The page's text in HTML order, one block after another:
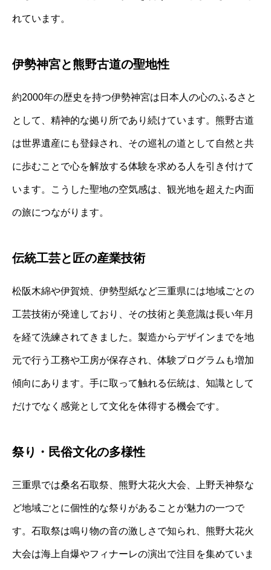
れています。
伊勢神宮と熊野古道の聖地性
約2000年の歴史を持つ伊勢神宮は日本人の心のふるさと
として、精神的な拠り所であり続けています。熊野古道
は世界遺産にも登録され、その巡礼の道として自然と共
に歩むことで心を解放する体験を求める人を引き付けて
います。こうした聖地の空気感は、観光地を超えた内面
の旅につながります。
伝統工芸と匠の産業技術
松阪木綿や伊賀焼、伊勢型紙など三重県には地域ごとの
工芸技術が発達しており、その技術と美意識は長い年月
を経て洗練されてきました。製造からデザインまでを地
元で行う工務や工房が保存され、体験プログラムも増加
傾向にあります。手に取って触れる伝統は、知識として
だけでなく感覚として文化を体得する機会です。
祭り・民俗文化の多様性
三重県では桑名石取祭、熊野大花火大会、上野天神祭な
ど地域ごとに個性的な祭りがあることが魅力の一つで
す。石取祭は鳴り物の音の激しさで知られ、熊野大花火
大会は海上自爆やフィナーレの演出で注目を集めていま